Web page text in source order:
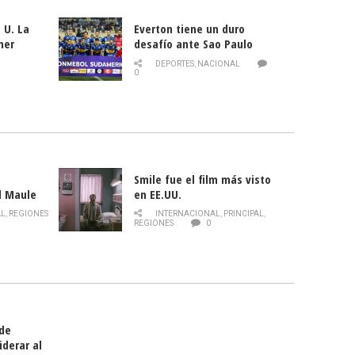
La
Everton tiene un duro
desafío ante Sao Paulo
DEPORTES, NACIONAL
0
Maule
de la
, REGIONES
Smile fue el film más visto
en EE.UU.
INTERNACIONAL, PRINCIPAL,
REGIONES
0
al